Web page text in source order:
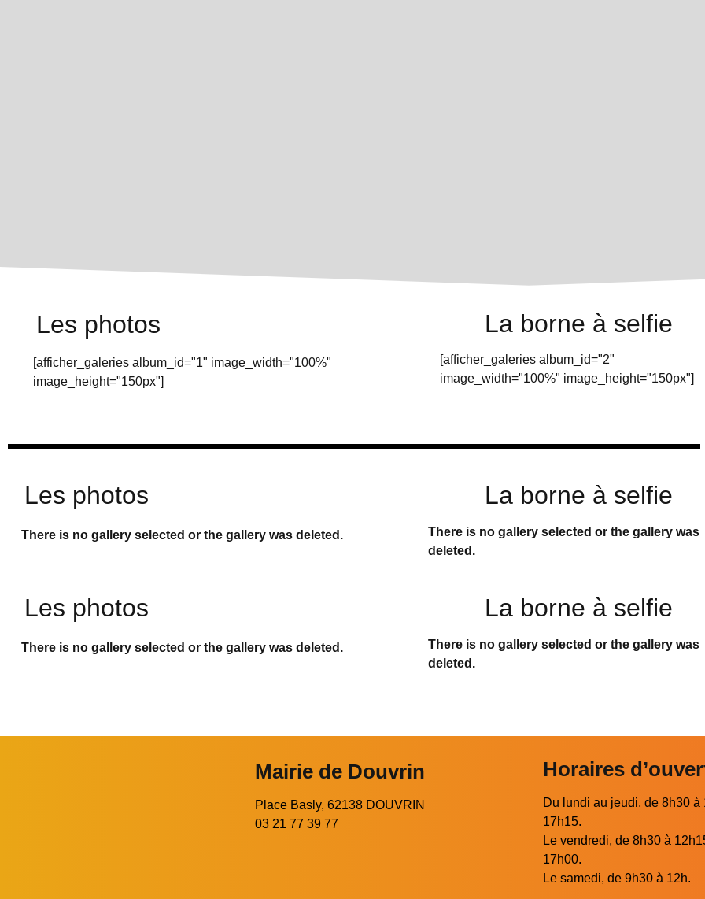
Les photos
[afficher_galeries album_id="1" image_width="100%"
image_height="150px"]
La borne à selfie
[afficher_galeries album_id="2"
image_width="100%" image_height="150px"]
Les photos
There is no gallery selected or the gallery was deleted.
La borne à selfie
There is no gallery selected or the gallery was
deleted.
Les photos
There is no gallery selected or the gallery was deleted.
La borne à selfie
There is no gallery selected or the gallery was
deleted.
Mairie de Douvrin
Place Basly, 62138 DOUVRIN
03 21 77 39 77
Horaires
Du lundi au jeudi, de 8h30
17h15.
Le vendredi, de 8h30 à
17h00.
Le samedi, de 9h30 à 12h.